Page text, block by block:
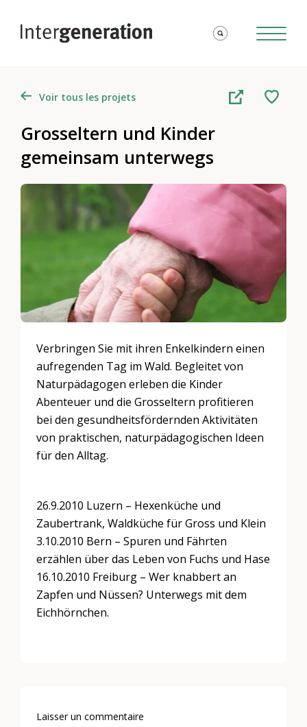
Voir tous les projets
Grosseltern und Kinder
gemeinsam unterwegs
Verbringen Sie mit ihren Enkelkindern einen
aufregenden Tag im Wald. Begleitet von
Naturpädagogen erleben die Kinder
Abenteuer und die Grosseltern profitieren
bei den gesundheitsfördernden Aktivitäten
von praktischen, naturpädagogischen Ideen
für den Alltag.
26.9.2010 Luzern – Hexenküche und
Zaubertrank, Waldküche für Gross und Klein
3.10.2010 Bern – Spuren und Fährten
erzählen über das Leben von Fuchs und Hase
16.10.2010 Freiburg – Wer knabbert an
Zapfen und Nüssen? Unterwegs mit dem
Eichhörnchen.
Laisser un commentaire